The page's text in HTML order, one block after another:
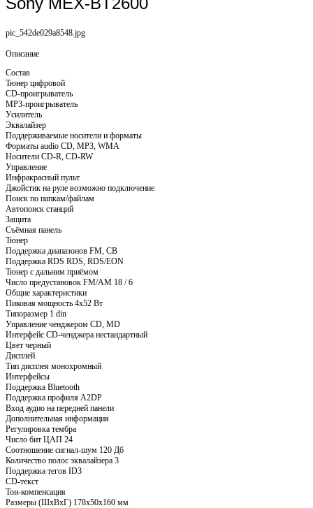
pic_542de029a8548.jpg
Описание
Состав
Тюнер цифровой
CD-проигрыватель
MP3-проигрыватель
Усилитель
Эквалайзер
Поддерживаемые носители и форматы
Форматы audio CD, MP3, WMA
Носители CD-R, CD-RW
Управление
Инфракрасный пульт
Джойстик на руле возможно подключение
Поиск по папкам/файлам
Автопоиск станций
Защита
Съёмная панель
Тюнер
Поддержка диапазонов FM, СВ
Поддержка RDS RDS, RDS/EON
Тюнер с дальним приёмом
Число предустановок FM/AM 18 / 6
Общие характеристики
Пиковая мощность 4x52 Вт
Типоразмер 1 din
Управление ченджером CD, MD
Интерфейс CD-ченджера нестандартный
Цвет черный
Дисплей
Тип дисплея монохромный
Интерфейсы
Поддержка Bluetooth
Поддержка профиля A2DP
Вход аудио на передней панели
Дополнительная информация
Регулировка тембра
Число бит ЦАП 24
Соотношение сигнал-шум 120 Дб
Количество полос эквалайзера 3
Поддержка тегов ID3
CD-текст
Тон-компенсация
Размеры (ШхВхГ) 178x50x160 мм